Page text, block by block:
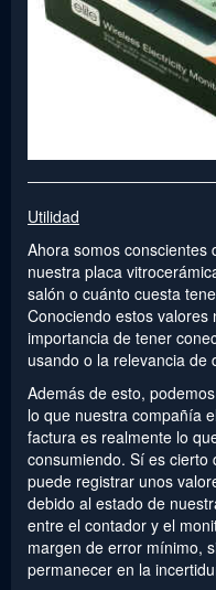
Utilidad
Ahora somos conscientes
nuestra placa
salón o cuánto cuesta
Conociendo estos valores
importancia de tener
usando o la relevancia de
Además de esto,
lo que nuestra compañía
factura es realmente lo
consumiendo. Sí es cierto
puede registrar unos
debido al estado de
entre el contador y el
margen de error mínimo,
permanecer en la